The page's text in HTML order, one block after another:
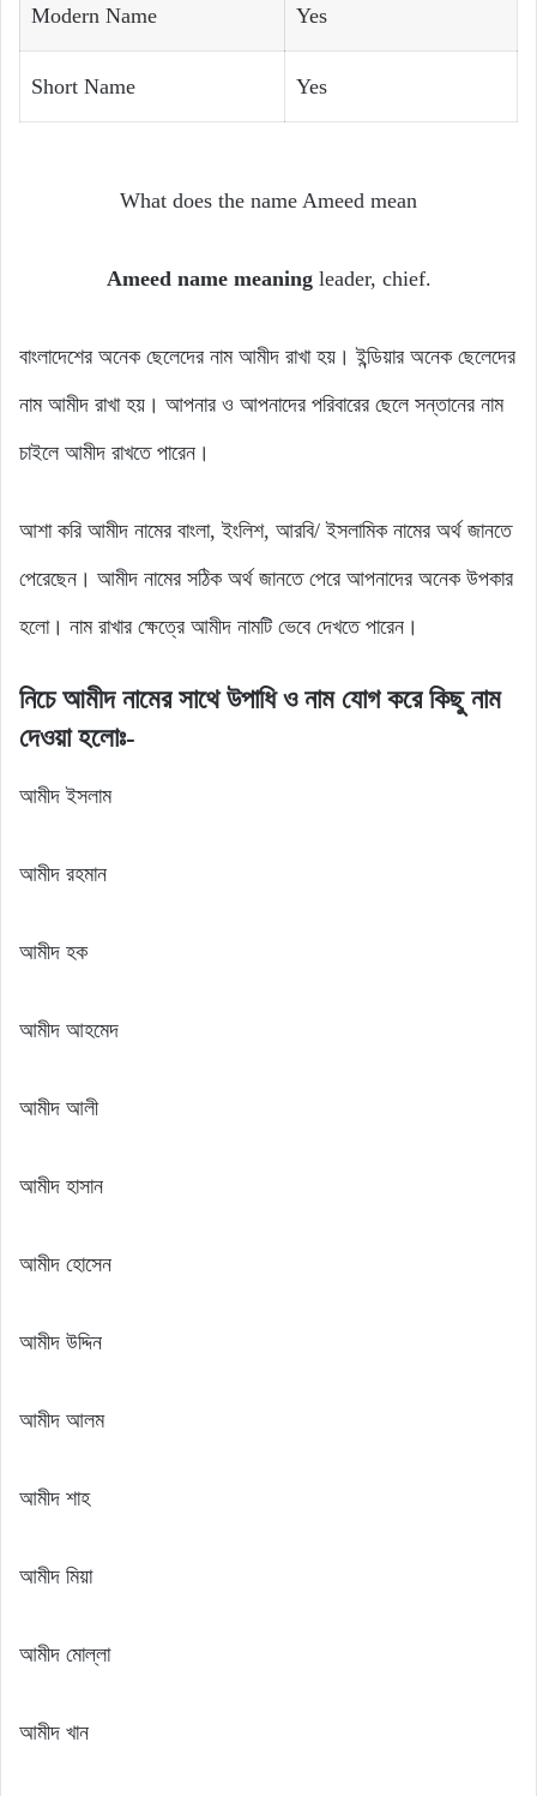
Modern Name Yes
Short Name Yes
What does the name Ameed mean
Ameed name meaning leader, chief.
বাংলাদেশের অনেক ছেলেদের নাম আমীদ রাখা হয়। ইন্ডিয়ার অনেক ছেলেদের
নাম আমীদ রাখা হয়। আপনার ও আপনাদের পরিবারের ছেলে সন্তানের নাম
চাইলে আমীদ রাখতে পারেন।
আশা করি আমীদ নামের বাংলা, ইংলিশ, আরবি/ ইসলামিক নামের অর্থ জানতে
পেরেছেন। আমীদ নামের সঠিক অর্থ জানতে পেরে আপনাদের অনেক উপকার
হলো। নাম রাখার ক্ষেত্রে আমীদ নামটি ভেবে দেখতে পারেন।
নিচে আমীদ নামের সাথে উপাধি ও নাম যোগ করে কিছু নাম
দেওয়া হলোঃ-
আমীদ ইসলাম
আমীদ রহমান
আমীদ হক
আমীদ আহমেদ
আমীদ আলী
আমীদ হাসান
আমীদ হোসেন
আমীদ উদ্দিন
আমীদ আলম
আমীদ শাহ
আমীদ মিয়া
আমীদ মোল্লা
আমীদ খান